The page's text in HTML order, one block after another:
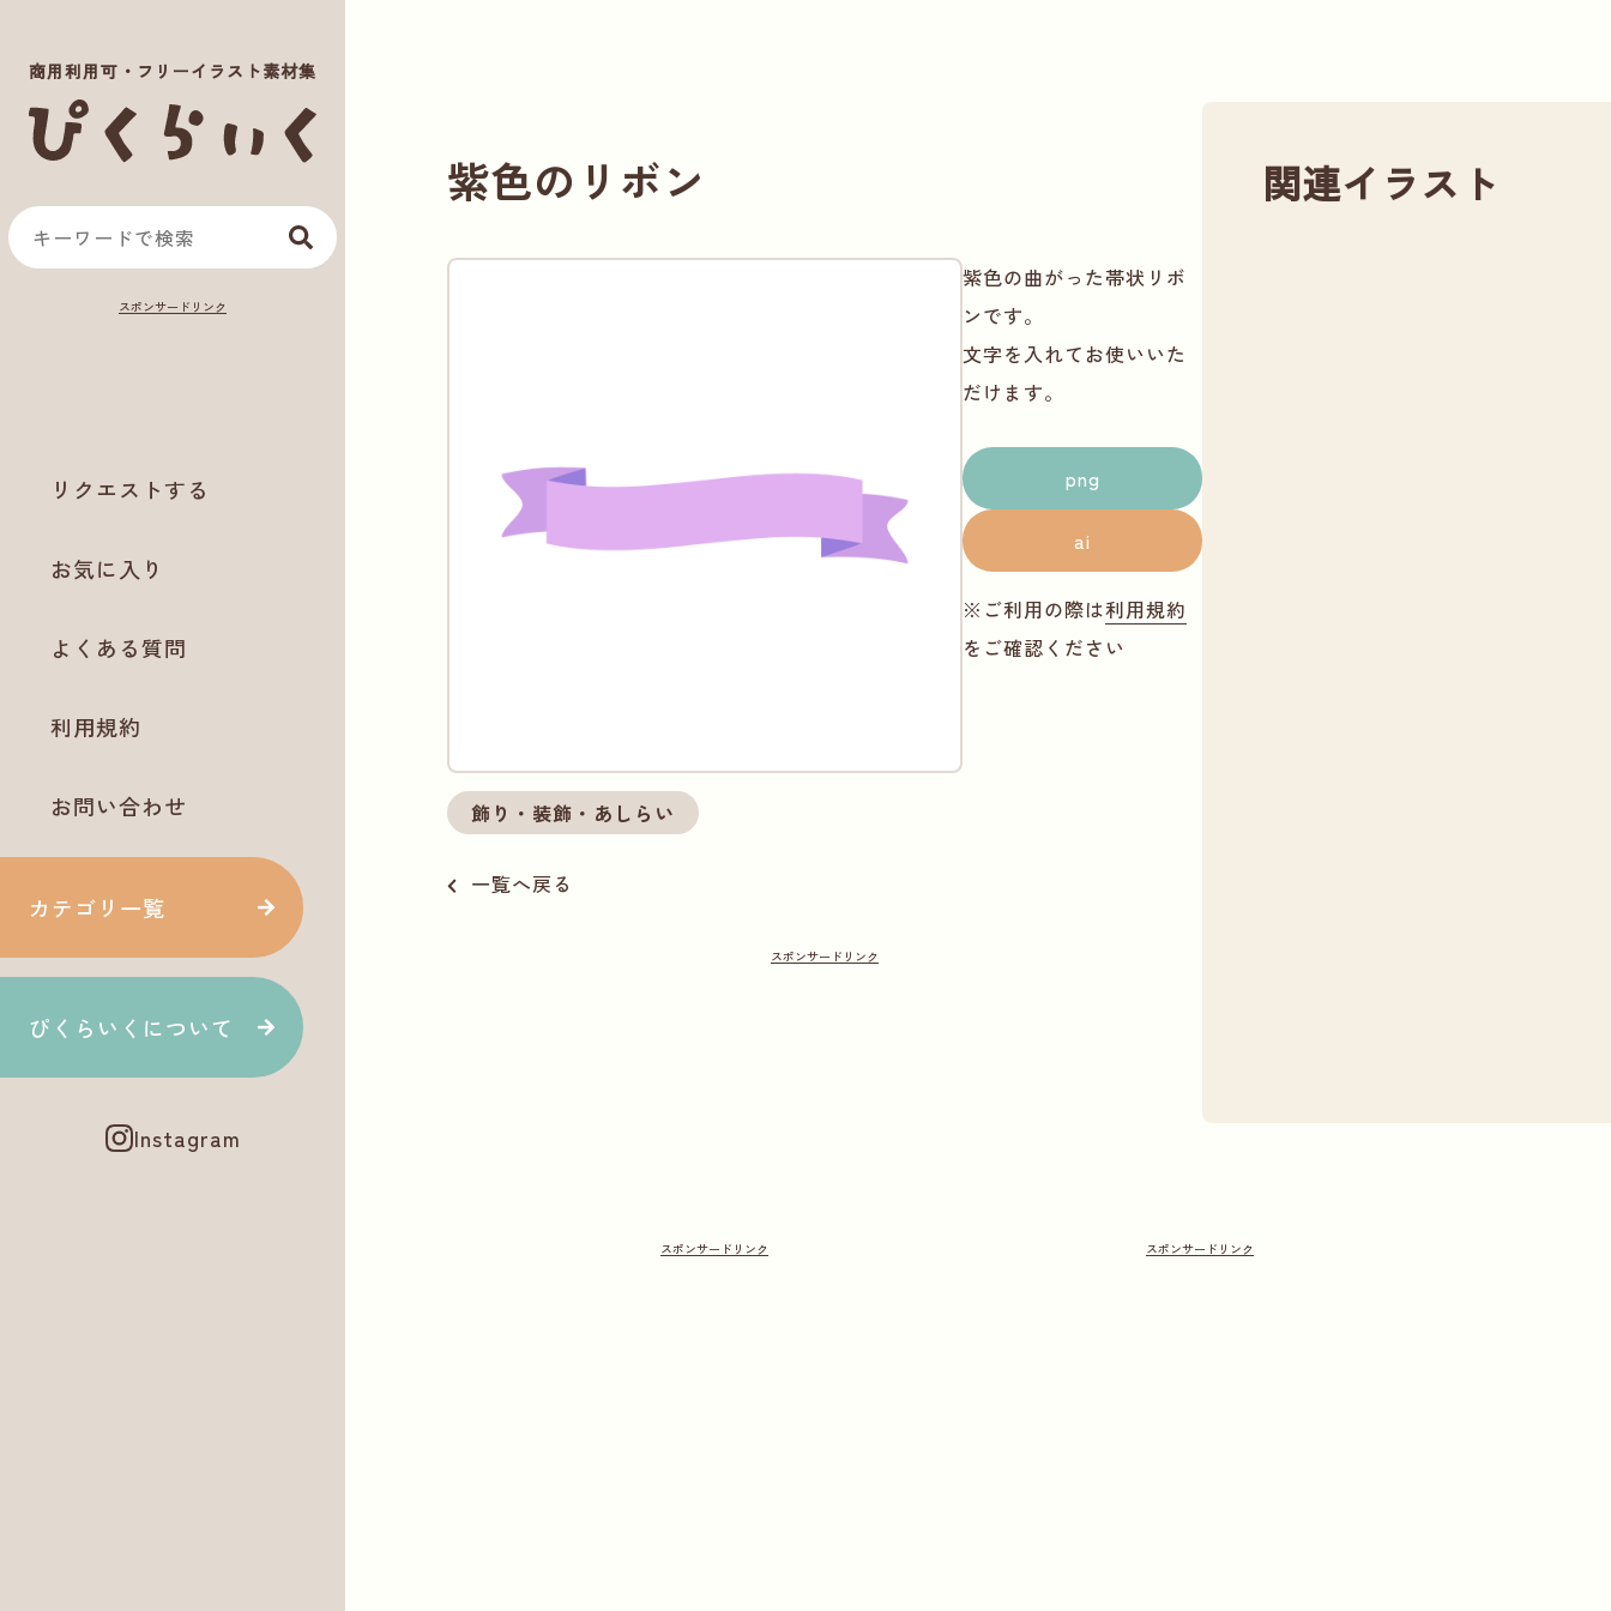
商用利用可・フリーイラスト素材集
リクエストする
お気に入り
よくある質問
利用規約
お問い合わせ
カテゴリ一覧
ぴくらいくについて
Instagram
紫色のリボン
飾り・装飾・あしらい
紫色の曲がった帯状リボ
ンです。
文字を入れてお使いいた
だけます。
png
ai
※ご利用の際は利用規約
をご確認ください
一覧へ戻る
関連イラスト